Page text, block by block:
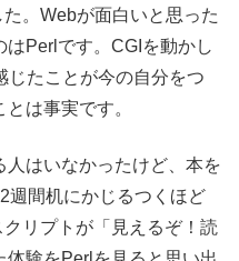
。Webが面白いと思った
はPerlです。CGIを動かし
じたことが今の自分をつ
は事実です。
はいなかったけど、本を
週間机にかじるつくほど
リプトが「見えるぞ！読